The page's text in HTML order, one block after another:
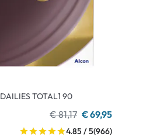
DAILIES TOTAL1 90
€ 81,17 € 69,95
4.85 / 5(966)